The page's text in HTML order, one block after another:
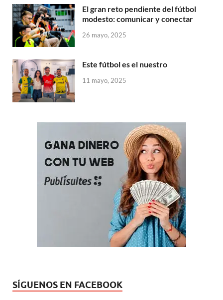
El gran reto pendiente del fútbol
modesto: comunicar y conectar
26 mayo, 2025
Este fútbol es el nuestro
11 mayo, 2025
SÍGUENOS EN FACEBOOK